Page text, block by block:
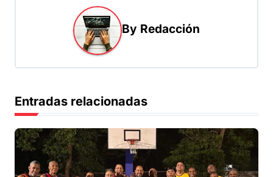
n
e
e
n
t
By Redacción
Entradas relacionadas